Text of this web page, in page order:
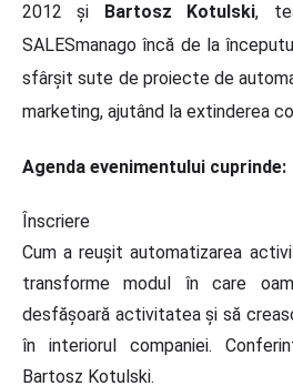
2012 și Bartosz Kotulski,
SALESmanago încă de la
sfârșit sute de proiecte de
marketing, ajutând la extinderea
Agenda evenimentului cuprinde:
Înscriere
Cum a reușit automatizarea
transforme modul în care
desfășoară activitatea și să
în interiorul companiei.
Bartosz Kotulski.